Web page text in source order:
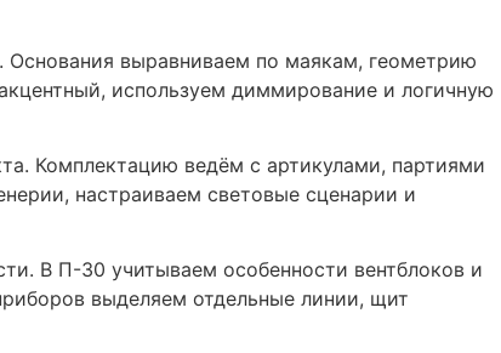
Основания выравниваем по маякам, геометрию
используем диммирование и логичную
Комплектацию ведём с артикулами, партиями
настраиваем световые сценарии и
В П-30 учитываем особенности вентблоков и
выделяем отдельные линии, щит